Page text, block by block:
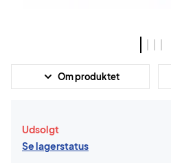
Om produktet
Udsolgt
Se lagerstatus